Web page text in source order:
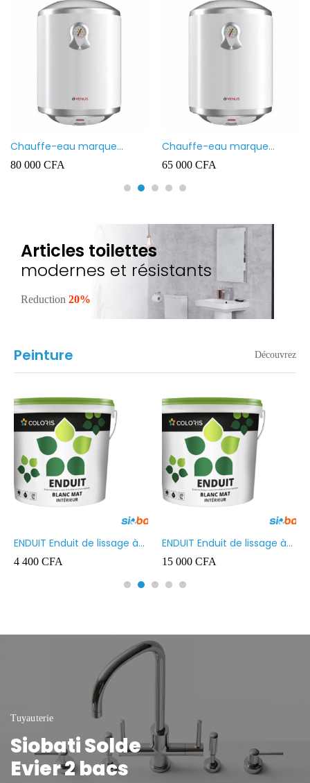
Chauffe-eau marque
VENUS 80L
80 000 CFA
Chauffe-eau marque
VENUS 50L
65 000 CFA
Articles toilettes
modernes et résistants
Reduction 20%
Peinture Découvrez
ENDUIT Enduit de lissage à
base d’émulsion en phase
aqueuse 5kg
4 400 CFA
ENDUIT Enduit de lissage à
base d’émulsion en phase
aqueuse 20kg
15 000 CFA
Tuyauterie
Siobati Solde
Evier 2 bacs